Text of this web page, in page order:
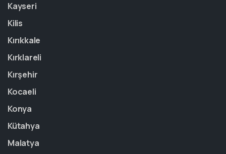
Kayseri
Kilis
Kırıkkale
Kırklareli
Kırşehir
Kocaeli
Konya
Kütahya
Malatya